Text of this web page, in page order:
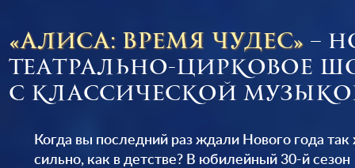
«АЛИСА: ВРЕМЯ ЧУДЕС» –
театрально-цирковое
с классической
Когда вы последний раз ждали Нового года
сильно, как в детстве? В юбилейный 30-й сезон